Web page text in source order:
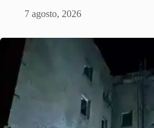
7 agosto, 2026